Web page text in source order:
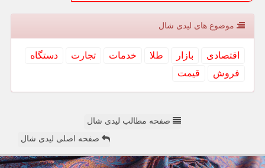
موضوع های لیدی شال
اقتصادی بازار طلا خدمات تجارت
دستگاه
فروش
قیمت
صفحه مطالب لیدی شال
صفحه اصلی لیدی شال